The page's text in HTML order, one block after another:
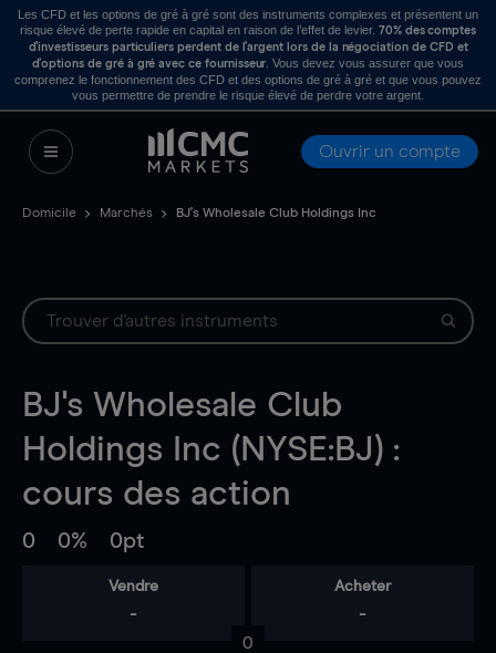
Les CFD et les options de gré à gré sont des instruments complexes et présentent un
risque élevé de perte rapide en capital en raison de l’effet de levier. 70% des comptes
d’investisseurs particuliers perdent de l’argent lors de la négociation de CFD et
d’options de gré à gré avec ce fournisseur . Vous devez vous assurer que vous
comprenez le fonctionnement des CFD et des options de gré à gré et que vous pouvez
vous permettre de prendre le risque élevé de perdre votre argent.
Ouvrir un compte
Domicile Marchés BJ's Wholesale Club Holdings Inc
BJ's Wholesale Club
Holdings Inc (NYSE:BJ) :
cours des action
0 0% 0pt
Vendre
-
Acheter
-
0